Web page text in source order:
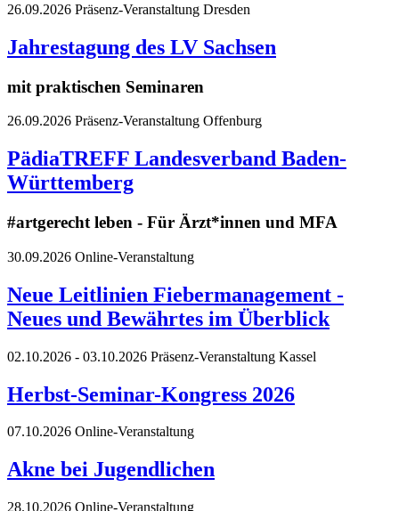
26.09.2026 Präsenz-Veranstaltung Dresden
Jahrestagung des LV Sachsen
mit praktischen Seminaren
26.09.2026 Präsenz-Veranstaltung Offenburg
PädiaTREFF Landesverband Baden-
Württemberg
#artgerecht leben - Für Ärzt*innen und MFA
30.09.2026 Online-Veranstaltung
Neue Leitlinien Fiebermanagement -
Neues und Bewährtes im Überblick
02.10.2026 - 03.10.2026 Präsenz-Veranstaltung Kassel
Herbst-Seminar-Kongress 2026
07.10.2026 Online-Veranstaltung
Akne bei Jugendlichen
28.10.2026 Online-Veranstaltung